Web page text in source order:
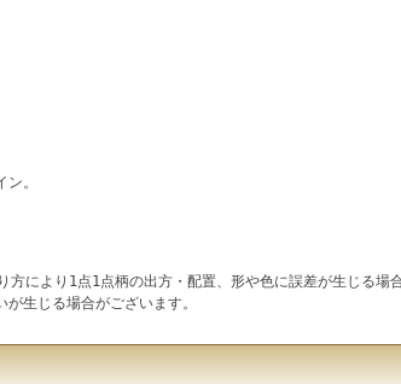
。
方により1点1点柄の出方・配置、形や色に誤差が生じる
生じる場合がございます。